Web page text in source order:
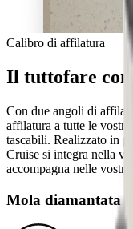
Calibro di affilatura
Il tuttofare con
Con due angoli di
affilatura a tutte le
tascabili. Realizzato in
Cruise si integra nella
accompagna nelle
Mola diamantata